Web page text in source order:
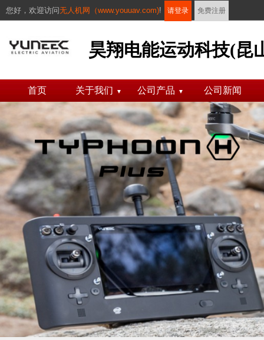
您好， 欢迎访问无人机网（www.youuav.com)! 请登录 免费注册
昊翔电能运动科技(昆
首页 关于我们 ▼ 公司产品 ▼ 公司新闻